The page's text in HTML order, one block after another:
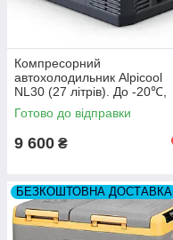
Компресорний
автохолодильник Alpicool
NL30 (27 літрів). До -20℃,
(12, 24, 220 вольт)
Готово до відправки
9 600 ₴
БЕЗКОШТОВНА ДОСТАВКА